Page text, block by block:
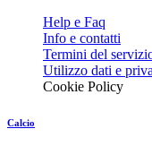
Help e Faq
Info e contatti
Termini del
Utilizzo dati e
Cookie Policy
Calcio